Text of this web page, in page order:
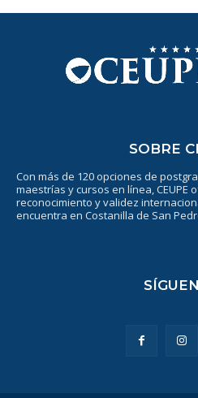
SOBRE
Con más de 120 opciones de
maestrías y cursos en línea, CEUPE
reconocimiento y validez
encuentra en Costanilla de San